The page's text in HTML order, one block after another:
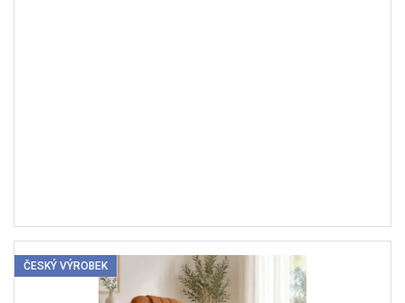
ČESKÝ VÝROBEK